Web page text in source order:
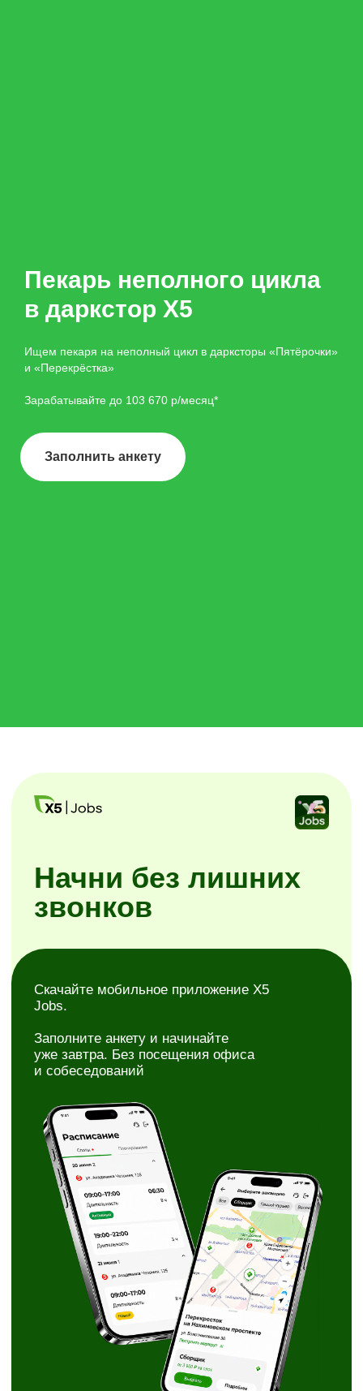
Пекарь неполного цикла
в даркстор X5
Ищем пекаря на неполный цикл в дарксторы «Пятёрочки»
и «Перекрёстка»
Зарабатывайте до 103 670 р/месяц*
Заполнить анкету
Скачать X5 Jobs
Районы на выбор
Простая регистрация